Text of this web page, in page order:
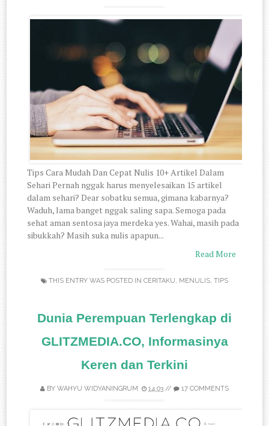
Tips Cara Mudah Dan Cepat Nulis 10+ Artikel Dalam
Sehari Pernah nggak harus menyelesaikan 15 artikel
dalam sehari? Dear sobatku semua, gimana kabarnya?
Waduh, lama banget nggak saling sapa. Semoga pada
sehat aman sentosa jaya merdeka yes. Wahai, masih pada
sibukkah? Masih suka nulis apapun...
Read More
THIS ENTRY WAS POSTED IN CERITAKU, MENULIS, TIPS
Dunia Perempuan Terlengkap di
GLITZMEDIA.CO, Informasinya
Keren dan Terkini
BY WAHYU WIDYANINGRUM 14.03 // 17 COMMENTS